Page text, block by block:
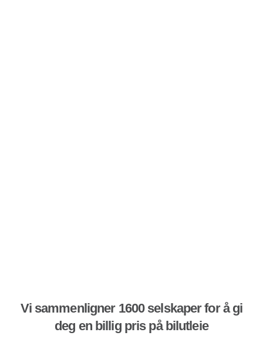
Vi sammenligner 1600 selskaper for å gi
deg en billig pris på bilutleie